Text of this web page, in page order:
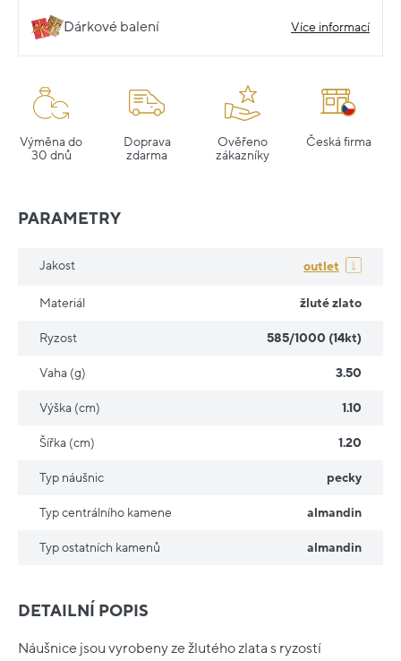
Dárkové balení Více informací
Výměna do
30 dnů
Doprava
zdarma
Ověřeno
zákazníky
Česká firma
DETAILNÍ POPIS
Náušnice jsou vyrobeny ze žlutého zlata s ryzostí
PARAMETRY
Jakost outlet
Materiál žluté zlato
Ryzost 585/1000 (14kt)
Vaha (g) 3.50
Výška (cm) 1.10
Šířka (cm) 1.20
Typ náušnic pecky
Typ centrálního kamene almandin
Typ ostatních kamenů almandin